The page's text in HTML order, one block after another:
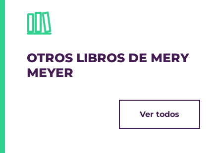
OTROS LIBROS DE MERY
MEYER
Ver todos